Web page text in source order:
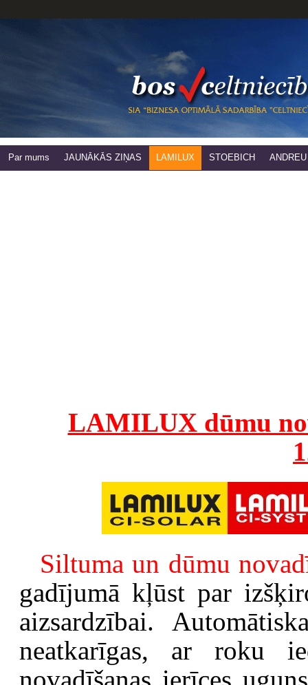
Par mums JAUNĀKĀS ZIŅAS LAMILUX STOEBICH ANDREU
LAMILUX dūmu
Siltuma un dūmu
gadījumā kļūst par
aizsardzībai.
neatkarīgas, ar roku